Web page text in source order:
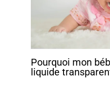
Pourquoi mon
liquide